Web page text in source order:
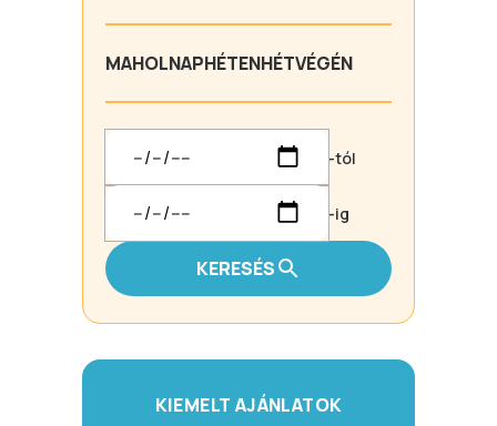
MAHOLNAPHÉTENHÉTVÉGÉN
-tól
-ig
KERESÉS
KIEMELT AJÁNLATOK